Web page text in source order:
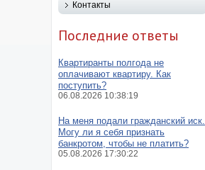
Контакты
Последние ответы
Квартиранты полгода не
оплачивают квартиру. Как
поступить?
06.08.2026 10:38:19
На меня подали гражданский иск.
Могу ли я себя признать
банкротом, чтобы не платить?
05.08.2026 17:30:22